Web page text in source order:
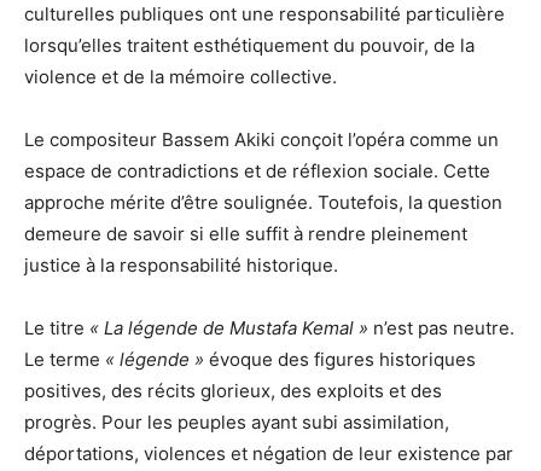
culturelles publiques ont une responsabilité particulière
lorsqu’elles traitent esthétiquement du pouvoir, de la
violence et de la mémoire collective.
Le compositeur Bassem Akiki conçoit l’opéra comme un
espace de contradictions et de réflexion sociale. Cette
approche mérite d’être soulignée. Toutefois, la question
demeure de savoir si elle suffit à rendre pleinement
justice à la responsabilité historique.
Le titre « La légende de Mustafa Kemal » n’est pas neutre.
Le terme « légende » évoque des figures historiques
positives, des récits glorieux, des exploits et des
progrès. Pour les peuples ayant subi assimilation,
déportations, violences et négation de leur existence par